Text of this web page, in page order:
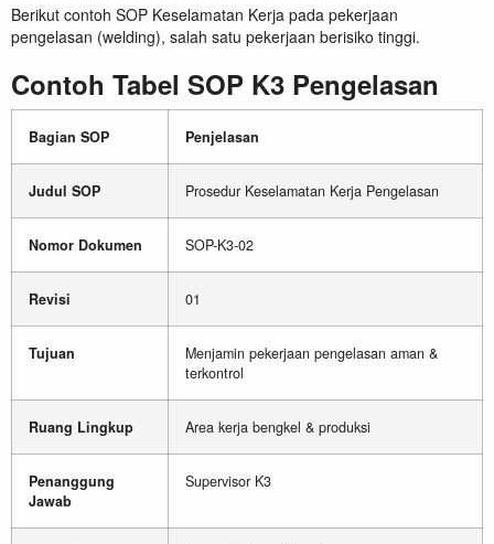
Berikut contoh SOP Keselamatan Kerja pada pekerjaan
pengelasan (welding), salah satu pekerjaan berisiko tinggi.
Contoh Tabel SOP K3 Pengelasan
Bagian SOP Penjelasan
Judul SOP Prosedur Keselamatan Kerja Pengelasan
Nomor Dokumen SOP-K3-02
Revisi 01
Tujuan
Menjamin pekerjaan pengelasan aman &
terkontrol
Ruang Lingkup Area kerja bengkel & produksi
Penanggung
Jawab
Supervisor K3